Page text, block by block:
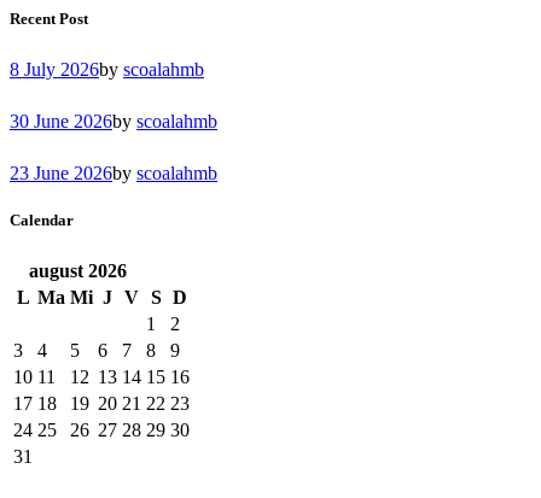
Recent Post
8 July 2026by scoalahmb
30 June 2026by scoalahmb
23 June 2026by scoalahmb
Calendar
august 2026
L Ma Mi J V S D
1
2
3
4 5 6 7 8
9
10 11 12 13 14 15 16
17 18 19 20 21 22 23
24 25 26 27 28 29 30
31